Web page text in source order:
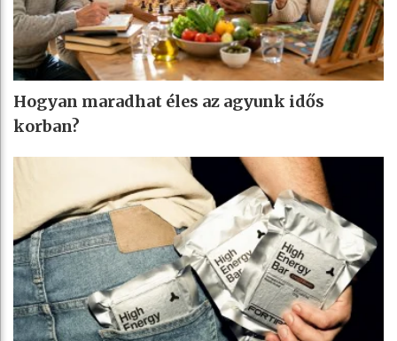
Hogyan maradhat éles az agyunk idős
korban?